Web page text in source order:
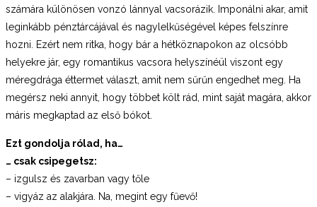
számára különösen vonzó lánnyal vacsorázik. Imponálni akar, amit
leginkább pénztárcájával és nagylelkűségével képes felszínre
hozni. Ezért nem ritka, hogy bár a hétköznapokon az olcsóbb
helyekre jár, egy romantikus vacsora helyszínéül viszont egy
méregdrága éttermet választ, amit nem sűrűn engedhet meg. Ha
megérsz neki annyit, hogy többet költ rád, mint saját magára, akkor
máris megkaptad az első bókot.
Ezt gondolja rólad, ha…
… csak csipegetsz:
– izgulsz és zavarban vagy tőle
– vigyáz az alakjára. Na, megint egy fűevő!